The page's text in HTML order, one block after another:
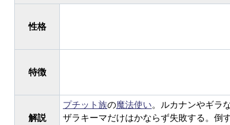
性格
特徴
解説
プチット族の魔法使い。ルカナンやギラ
ザラキーマだけはかならず失敗する。倒